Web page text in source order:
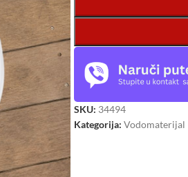
SKU: 34494
Kategorija: Vodomaterijal